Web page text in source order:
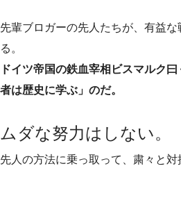
先輩ブロガーの先人たちが、有益
る。
ドイツ帝国の鉄血宰相ビスマルク
者は歴史に学ぶ」のだ。
ムダな努力はしない。
先人の方法に乗っ取って、粛々と対